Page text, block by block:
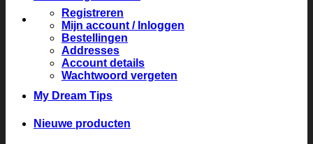
Registreren
Mijn account / Inloggen
Bestellingen
Addresses
Account details
Wachtwoord vergeten
My Dream Tips
Nieuwe producten